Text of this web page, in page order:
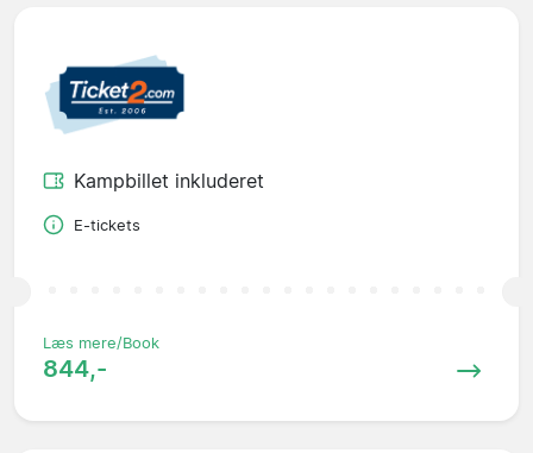
Kampbillet inkluderet
E-tickets
Læs mere/Book
844,-